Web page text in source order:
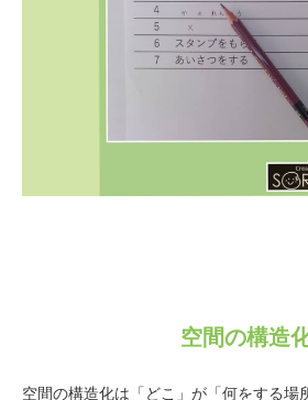
空間の構造
空間の構造化は「どこ」が「何をする場